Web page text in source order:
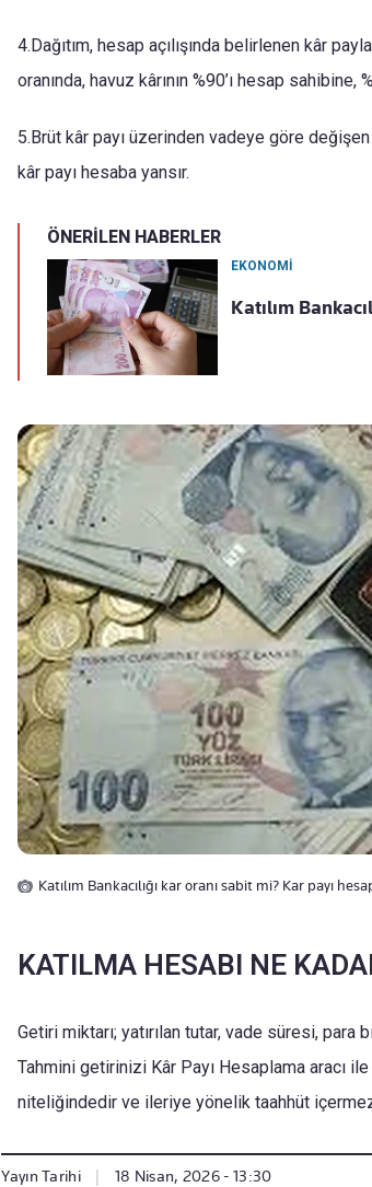
4.Dağıtım, hesap açılışında belirlenen kâr
oranında, havuz kârının %90’ı hesap sahibine,
5.Brüt kâr payı üzerinden vadeye göre
kâr payı hesaba yansır.
ÖNERİLEN HABERLER
EKONOMİ
Katılım
Katılım Bankacılığı kar oranı sabit mi? Kar payı
KATILMA HESABI NE
Getiri miktarı; yatırılan tutar, vade süresi,
Tahmini getirinizi Kâr Payı Hesaplama aracı
niteliğindedir ve ileriye yönelik taahhüt
Yayın Tarihi 18 Nisan, 2026 - 13:30